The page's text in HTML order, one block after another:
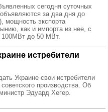
сегодня суточных
за два дня до
), мощность экспорта
как и импорта из нее, с
100МВт до 50 МВт.
истребители
Украине свои истребители
производства. Об
Эдуард Хегер.